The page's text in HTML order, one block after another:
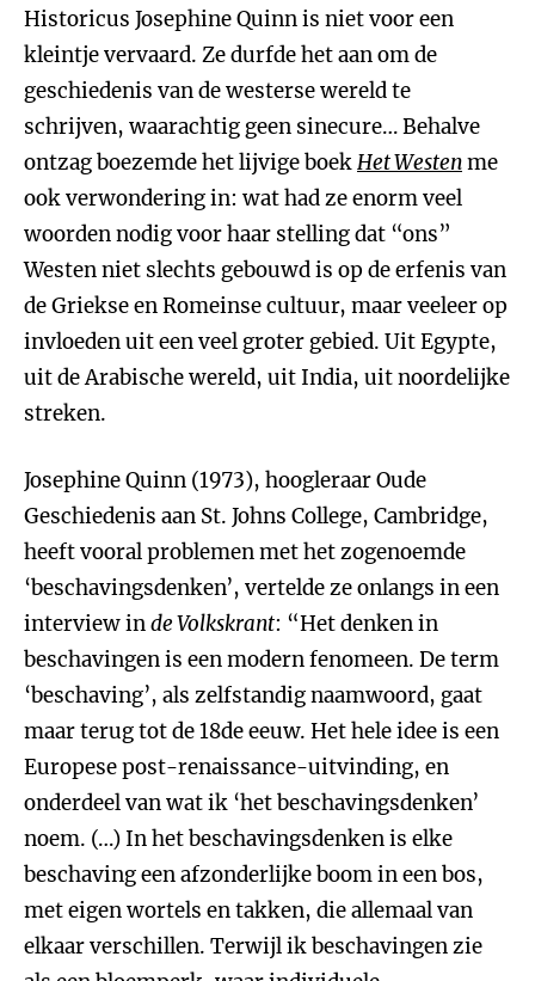
Historicus Josephine Quinn is niet voor een
kleintje vervaard. Ze durfde het aan om de
geschiedenis van de westerse wereld te
schrijven, waarachtig geen sinecure… Behalve
ontzag boezemde het lijvige boekHet Westenme
ook verwondering in: wat had ze enorm veel
woorden nodig voor haar stelling dat “ons”
Westen niet slechts gebouwd is op de erfenis van
de Griekse en Romeinse cultuur, maar veeleer op
invloeden uit een veel groter gebied. Uit Egypte,
uit de Arabische wereld, uit India, uit noordelijke
streken.
Josephine Quinn (1973), hoogleraar Oude
Geschiedenis aan St. Johns College, Cambridge,
heeft vooral problemen met het zogenoemde
‘beschavingsdenken’, vertelde ze onlangs in een
interview inde Volkskrant: “Het denken in
beschavingen is een modern fenomeen. De term
‘beschaving’, als zelfstandig naamwoord, gaat
maar terug tot de 18de eeuw. Het hele idee is een
Europese post-renaissance-uitvinding, en
onderdeel van wat ik ‘het beschavingsdenken’
noem. (…) In het beschavingsdenken is elke
beschaving een afzonderlijke boom in een bos,
met eigen wortels en takken, die allemaal van
elkaar verschillen. Terwijl ik beschavingen zie